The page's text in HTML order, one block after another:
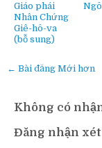
Giáo phái
Nhân Chứng
Giê-hô-va
(bỗ sung)
← Bài đăng Mới hơn
Không có
Đăng nhận xét